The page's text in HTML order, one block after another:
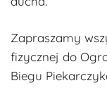
Zapraszamy
fizycznej do
Biegu